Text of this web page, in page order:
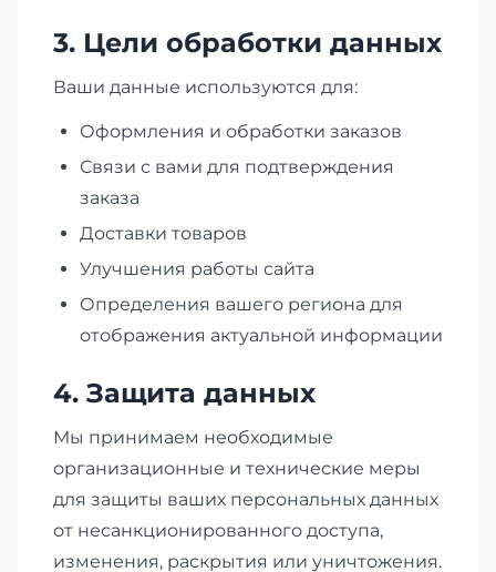
3. Цели обработки данных
Ваши данные используются для:
Оформления и обработки заказов
Связи с вами для подтверждения
заказа
Доставки товаров
Улучшения работы сайта
Определения вашего региона для
отображения актуальной информации
4. Защита данных
Мы принимаем необходимые
организационные и технические меры
для защиты ваших персональных данных
от несанкционированного доступа,
изменения, раскрытия или уничтожения.